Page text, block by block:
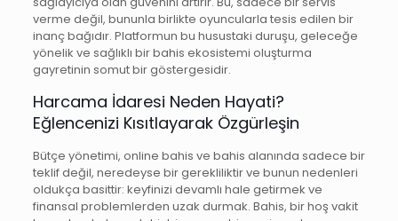
verme değil, bununla birlikte oyuncularla tesis edilen bir
inanç bağıdır. Platformun bu husustaki duruşu, geleceğe
yönelik ve sağlıklı bir bahis ekosistemi oluşturma
gayretinin somut bir göstergesidir.
Harcama İdaresi Neden Hayati?
Eğlencenizi Kısıtlayarak Özgürleşin
Bütçe yönetimi, online bahis ve bahis alanında sadece bir
teklif değil, neredeyse bir gerekliliktir ve bunun nedenleri
oldukça basittir: keyfinizi devamlı hale getirmek ve
finansal problemlerden uzak durmak. Bahis, bir hoş vakit